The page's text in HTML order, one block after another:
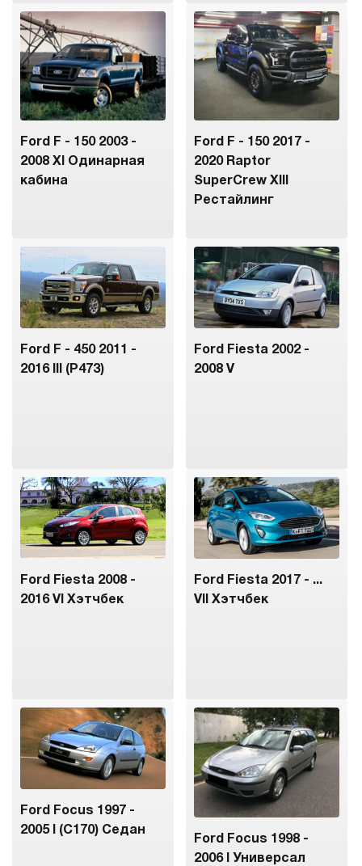
Ford F - 150 2003 -
2008 XI Одинарная
кабина
Ford F - 150 2017 -
2020 Raptor
SuperCrew XIII
Рестайлинг
Ford F - 450 2011 -
2016 III (P473)
Ford Fiesta 2002 -
2008 V
Ford Fiesta 2008 -
2016 VI Хэтчбек
Ford Fiesta 2017 - ...
VII Хэтчбек
Ford Focus 1997 -
2005 I (C170) Седан
Ford Focus 1998 -
2006 I Универсал